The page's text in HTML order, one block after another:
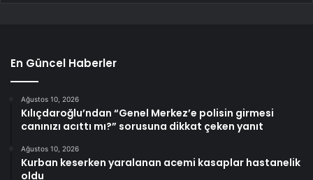
En Güncel Haberler
Ağustos 10, 2026
Kılıçdaroğlu’ndan “Genel Merkez’e polisin girmesi
canınızı acıttı mı?” sorusuna dikkat çeken yanıt
Ağustos 10, 2026
Kurban keserken yaralanan acemi kasaplar hastanelik
oldu